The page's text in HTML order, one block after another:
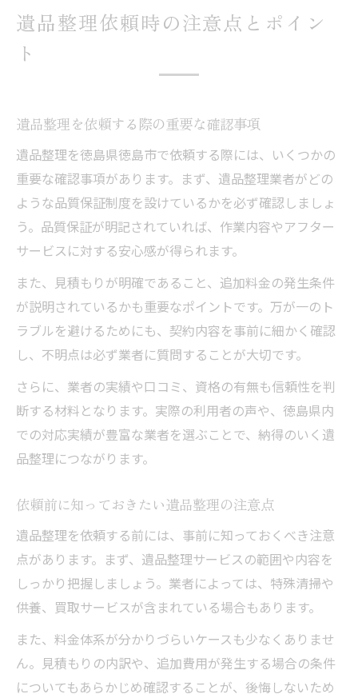
遺品整理依頼時の注意点とポイン
ト
遺品整理を依頼する際の重要な確認事項
遺品整理を徳島県徳島市で依頼する際には、いくつかの
重要な確認事項があります。まず、遺品整理業者がどの
ような品質保証制度を設けているかを必ず確認しましょ
う。品質保証が明記されていれば、作業内容やアフター
サービスに対する安心感が得られます。
また、見積もりが明確であること、追加料金の発生条件
が説明されているかも重要なポイントです。万が一のト
ラブルを避けるためにも、契約内容を事前に細かく確認
し、不明点は必ず業者に質問することが大切です。
さらに、業者の実績や口コミ、資格の有無も信頼性を判
断する材料となります。実際の利用者の声や、徳島県内
での対応実績が豊富な業者を選ぶことで、納得のいく遺
品整理につながります。
依頼前に知っておきたい遺品整理の注意点
遺品整理を依頼する前には、事前に知っておくべき注意
点があります。まず、遺品整理サービスの範囲や内容を
しっかり把握しましょう。業者によっては、特殊清掃や
供養、買取サービスが含まれている場合もあります。
また、料金体系が分かりづらいケースも少なくありませ
ん。見積もりの内訳や、追加費用が発生する場合の条件
についてもあらかじめ確認することが、後悔しないため